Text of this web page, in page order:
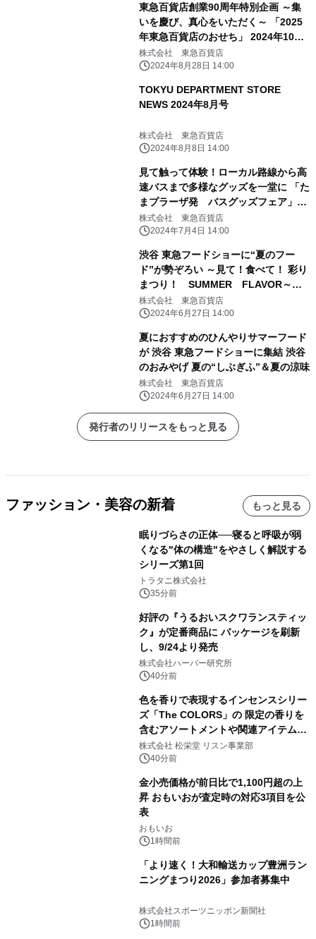
東急百貨店創業90周年特別企画 ～集
いを慶び、真心をいただく～ 「2025
年東急百貨店のおせち」 2024年10月1
日（火）から承り開始
株式会社 東急百貨店
2024年8月28日 14:00
TOKYU DEPARTMENT STORE
NEWS 2024年8月号
株式会社 東急百貨店
2024年8月8日 14:00
見て触って体験！ローカル路線から高
速バスまで多様なグッズを一堂に 「た
まプラーザ発 バスグッズフェア」を
開催
株式会社 東急百貨店
2024年7月4日 14:00
渋谷 東急フードショーに“夏のフー
ド”が勢ぞろい ～見て！食べて！ 彩り
まつり！ SUMMER FLAVOR～
「Foodshow Special Week」開催
株式会社 東急百貨店
2024年6月27日 14:00
夏におすすめのひんやりサマーフード
が 渋谷 東急フードショーに集結 渋谷
のおみやげ 夏の“しぶぎふ”＆夏の涼味
株式会社 東急百貨店
2024年6月27日 14:00
発行者のリリースをもっと見る
ファッション・美容の新着 もっと見る
眠りづらさの正体──寝ると呼吸が弱
くなる"体の構造"をやさしく解説する
シリーズ第1回
トラタニ株式会社
35分前
好評の『うるおいスクワランスティッ
ク』が定番商品に パッケージを刷新
し、9/24より発売
株式会社ハーバー研究所
40分前
色を香りで表現するインセンスシリー
ズ「The COLORS」の 限定の香りを
含むアソートメントや関連アイテムを
8月6日発売
株式会社 松栄堂 リスン事業部
40分前
金小売価格が前日比で1,100円超の上
昇 おもいおが査定時の対応3項目を公
表
おもいお
1時間前
「より速く！大和輸送カップ豊洲ラン
ニングまつり2026」参加者募集中
株式会社スポーツニッポン新聞社
1時間前